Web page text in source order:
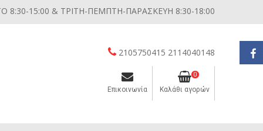
8:30-15:00 & ΤΡΙΤΗ-ΠΕΜΠΤΗ-ΠΑΡΑΣΚΕΥΗ 8:30-18:00
2105750415 2114040148
Επικοινωνία
0
Καλάθι αγορών